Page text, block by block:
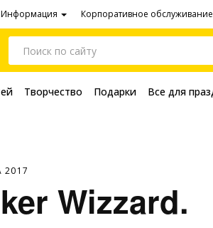
Информация Корпоративное обслуживание
Творчество Подарки Все для
2017
Wizzard.